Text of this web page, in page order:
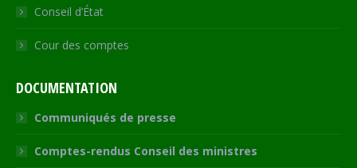
Conseil d’État
Cour des comptes
DOCUMENTATION
Communiqués de presse
Comptes-rendus Conseil des ministres